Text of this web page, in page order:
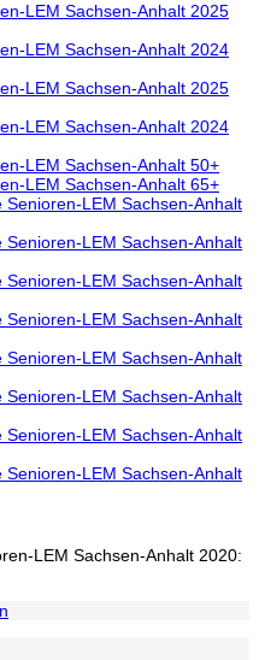
LEM Sachsen-Anhalt 2025
LEM Sachsen-Anhalt 2024
LEM Sachsen-Anhalt 2025
LEM Sachsen-Anhalt 2024
LEM Sachsen-Anhalt 50+
LEM Sachsen-Anhalt 65+
Senioren-LEM Sachsen-Anhalt
Senioren-LEM Sachsen-Anhalt
Senioren-LEM Sachsen-Anhalt
Senioren-LEM Sachsen-Anhalt
Senioren-LEM Sachsen-Anhalt
Senioren-LEM Sachsen-Anhalt
Senioren-LEM Sachsen-Anhalt
Senioren-LEM Sachsen-Anhalt
LEM Sachsen-Anhalt 2020: